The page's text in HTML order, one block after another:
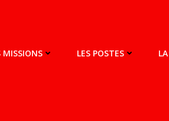
MISSIONS LES POSTES